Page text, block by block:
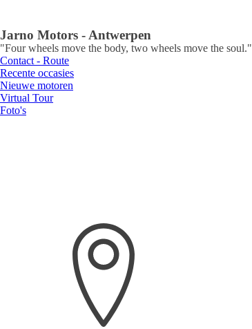
Jarno Motors - Antwerpen
"Four wheels move the body, two wheels move the soul."
Contact - Route
Recente occasies
Nieuwe motoren
Virtual Tour
Foto's